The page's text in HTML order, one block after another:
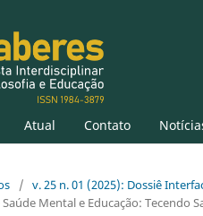
Atual Contato
/ v. 25 n. 01 (2025): Dossiê
Mental e Educação: Tecendo